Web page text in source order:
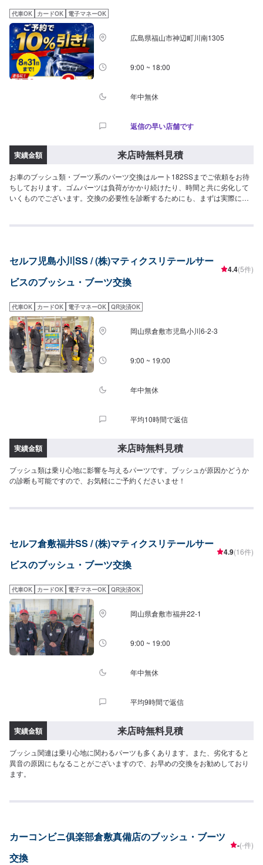
代車OK カードOK 電子マネーOK
広島県福山市神辺町川南1305
9:00 ~ 18:00
年中無休
返信の早い店舗です
実績金額 来店時無料見積
お車のブッシュ類・ブーツ系のパーツ交換はルート182SSまでご依頼をお待
ちしております。ゴムパーツは負荷がかかり続けたり、時間と共に劣化して
いくものでございます。交換の必要性を診断するためにも、まずは実際にお
のご依頼をお待ちしております。
セルフ児島小川SS / (株)マティクスリテールサー
ビスのブッシュ・ブーツ交換
4.4(5件)
代車OK カードOK 電子マネーOK QR決済OK
岡山県倉敷市児島小川6-2-3
9:00 ~ 19:00
年中無休
平均10時間で返信
実績金額 来店時無料見積
ブッシュ類は乗り心地に影響を与えるパーツです。ブッシュが原因かどうか
の診断も可能ですので、お気軽にご予約くださいませ！
セルフ倉敷福井SS / (株)マティクスリテールサー
ビスのブッシュ・ブーツ交換
4.9(16件)
代車OK カードOK 電子マネーOK QR決済OK
岡山県倉敷市福井22-1
9:00 ~ 19:00
年中無休
平均9時間で返信
実績金額 来店時無料見積
ブッシュ関連は乗り心地に関わるパーツも多くあります。また、劣化すると
異音の原因にもなることがございますので、お早めの交換をお勧めしており
ます。
カーコンビニ俱楽部倉敷真備店のブッシュ・ブーツ
交換
-(-件)